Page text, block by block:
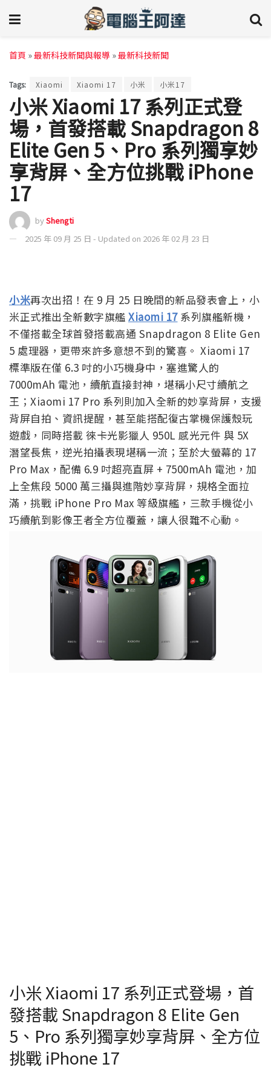
首頁 »最新科技新聞與報導 »最新科技新聞
Tags: Xiaomi Xiaomi 17 小米 小米17
小米 Xiaomi 17 系列正式登
場，首發搭載 Snapdragon 8
Elite Gen 5、Pro 系列獨享妙
享背屏、全方位挑戰 iPhone
17
byShengti
2025 年 09 月 25 日 - Updated on 2026 年 02 月 23 日
小米再次出招！在 9 月 25 日晚間的新品發表會上，小
米正式推出全新數字旗艦 Xiaomi 17系列旗艦新機，
不僅搭載全球首發搭載高通 Snapdragon 8 Elite Gen
5 處理器，更帶來許多意想不到的驚喜。 Xiaomi 17
標準版在僅 6.3 吋的小巧機身中，塞進驚人的
7000mAh 電池，續航直接封神，堪稱小尺寸續航之
王；Xiaomi 17 Pro 系列則加入全新的妙享背屏，支援
背屏自拍、資訊提醒，甚至能搭配復古掌機保護殼玩
遊戲，同時搭載 徠卡光影獵人 950L 感光元件 與 5X
潛望長焦，逆光拍攝表現堪稱一流；至於大螢幕的 17
Pro Max，配備 6.9 吋超亮直屏 + 7500mAh 電池，加
上全焦段 5000 萬三攝與進階妙享背屏，規格全面拉
滿，挑戰 iPhone Pro Max 等級旗艦，三款手機從小
巧續航到影像王者全方位覆蓋，讓人很難不心動。
小米 Xiaomi 17 系列正式登場，首
發搭載 Snapdragon 8 Elite Gen
5、Pro 系列獨享妙享背屏、全方位
挑戰 iPhone 17